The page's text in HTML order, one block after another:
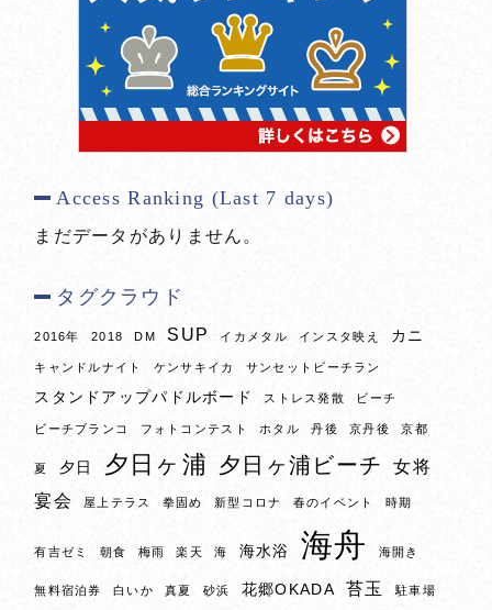
Access Ranking (Last 7 days)
まだデータがありません。
タグクラウド
2016年 2018 DM SUP イカメタル インスタ映え カニ
キャンドルナイト ケンサキイカ サンセットビーチラン
スタンドアップパドルボード ストレス発散 ビーチ
ビーチブランコ フォトコンテスト ホタル 丹後 京丹後 京都
夏 夕日 夕日ヶ浦 夕日ヶ浦ビーチ
女将
宴会
屋上テラス 拳固め 新型コロナ 春のイベント 時期
有吉ゼミ 朝食 梅雨 楽天 海 海水浴 海舟 海開き
無料宿泊券 白いか 真夏 砂浜 花郷OKADA 苔玉 駐車場